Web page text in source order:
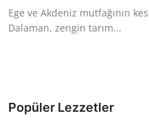
Ege ve Akdeniz mutfağının
Dalaman, zengin tarım...
Popüler Lezzetler